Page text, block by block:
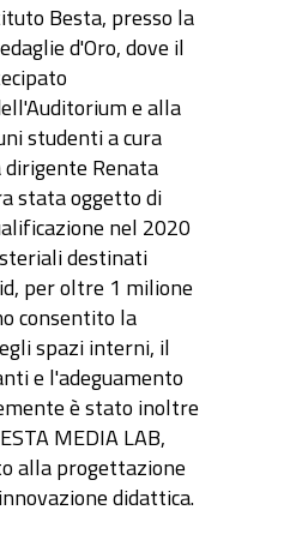
Besta, presso la
d'Oro, dove il
e alla
studenti a cura
dirigente Renata
stata oggetto di
nel 2020
destinati
per oltre 1 milione
consentito la
spazi interni, il
e l'adeguamento
è stato inoltre
MEDIA LAB,
alla progettazione
didattica.